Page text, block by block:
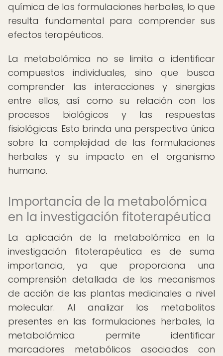
química de las formulaciones herbales, lo que
resulta fundamental para comprender sus
efectos terapéuticos.
La metabolómica no se limita a identificar
compuestos individuales, sino que busca
comprender las interacciones y sinergias
entre ellos, así como su relación con los
procesos biológicos y las respuestas
fisiológicas. Esto brinda una perspectiva única
sobre la complejidad de las formulaciones
herbales y su impacto en el organismo
humano.
Importancia de la metabolómica
en la investigación fitoterapéutica
La aplicación de la metabolómica en la
investigación fitoterapéutica es de suma
importancia, ya que proporciona una
comprensión detallada de los mecanismos
de acción de las plantas medicinales a nivel
molecular. Al analizar los metabolitos
presentes en las formulaciones herbales, la
metabolómica permite identificar
marcadores metabólicos asociados con